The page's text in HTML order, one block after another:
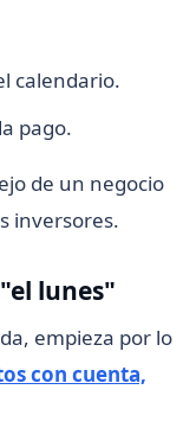
calendario.
pago.
de un negocio
inversores.
lunes"
empieza por lo
con cuenta,